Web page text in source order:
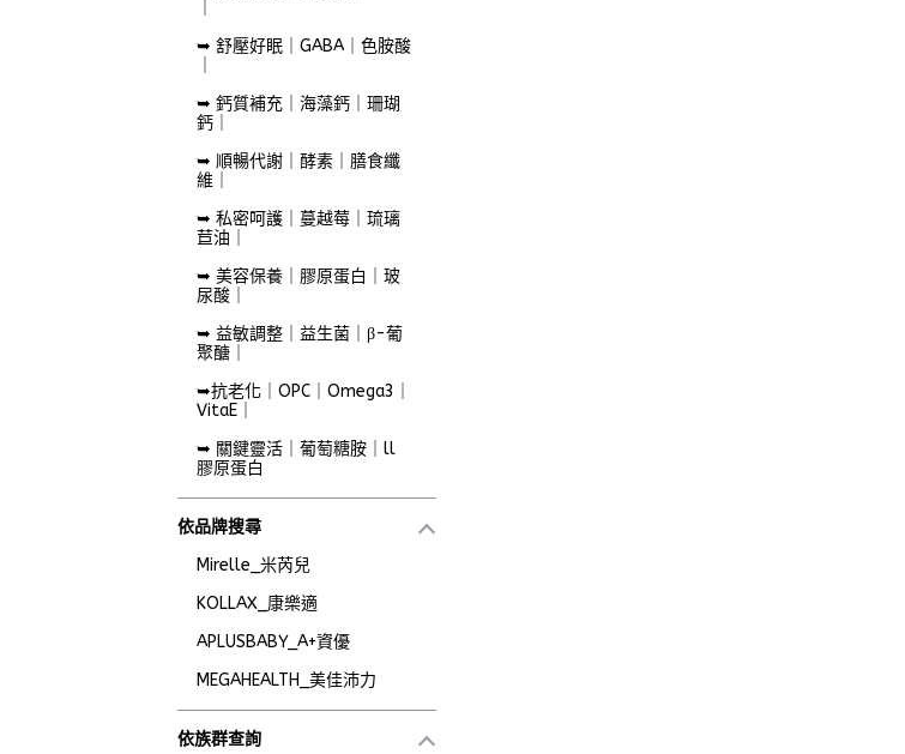
➥ 舒壓好眠｜GABA｜色胺酸
➥ 鈣質補充｜海藻鈣｜珊瑚
鈣｜
➥ 順暢代謝｜酵素｜膳食纖
維｜
➥ 私密呵護｜蔓越莓｜琉璃
苣油｜
➥ 美容保養｜膠原蛋白｜玻
尿酸｜
➥ 益敏調整｜益生菌｜β-葡
聚醣｜
➥抗老化｜OPC｜Omega3｜
VitaE｜
➥ 關鍵靈活｜葡萄糖胺｜ll
膠原蛋白
依品牌搜尋
Mirelle_米芮兒
KOLLAX_康樂適
APLUSBABY_A+資優
MEGAHEALTH_美佳沛力
依族群查詢